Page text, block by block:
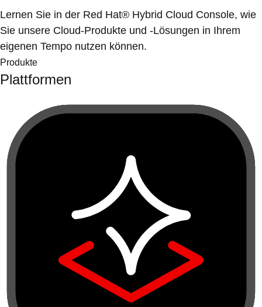
Lernen Sie in der Red Hat® Hybrid Cloud Console, wie
Sie unsere Cloud-Produkte und -Lösungen in Ihrem
eigenen Tempo nutzen können.
Produkte
Plattformen